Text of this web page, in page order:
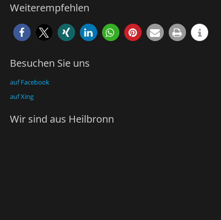
Weiterempfehlen
Besuchen Sie uns
auf Facebook
auf Xing
Wir sind aus Heilbronn